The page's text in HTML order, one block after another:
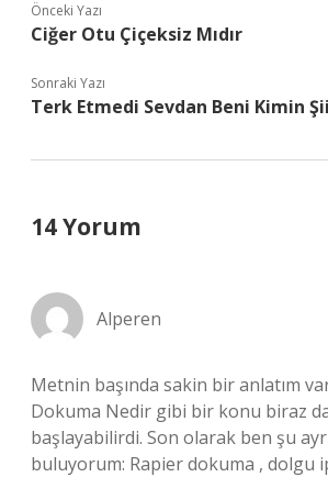
Önceki Yazı
Ciğer Otu Çiçeksiz Mıdır
Sonraki Yazı
Terk Etmedi Sevdan Beni Kimin
14 Yorum
Alperen
Metnin başında sakin bir anlatım
Dokuma Nedir gibi bir konu biraz
başlayabilirdi. Son olarak ben şu
buluyorum: Rapier dokuma , dolgu